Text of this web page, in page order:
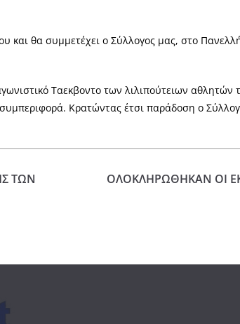
και θα συμμετέχει ο Σύλλογος μας, στο
Ταεκβοντο των λιλιπούτειων
Κρατώντας έτσι παράδοση ο
ΤΩΝ
ΟΛΟΚΛΗΡΩΘΗΚΑΝ ΟΙ